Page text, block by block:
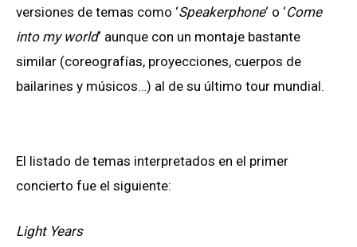
versiones de temas como ‘Speakerphone‘ o ‘Come
into my world‘ aunque con un montaje bastante
similar (coreografías, proyecciones, cuerpos de
bailarines y músicos…) al de su último tour mundial.
El listado de temas interpretados en el primer
concierto fue el siguiente:
Light Years